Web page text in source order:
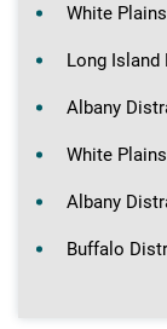
White
Long Island
Albany
White
Albany
Buffalo